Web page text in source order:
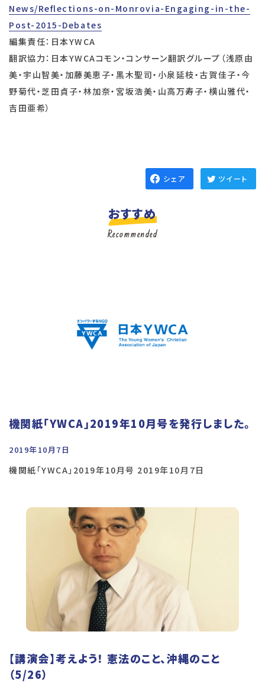
News/Reflections-on-Monrovia-Engaging-in-the-
Post-2015-Debates
編集責任：日本YWCA
翻訳協力：日本YWCAコモン・コンサーン翻訳グループ（浅原由
美・宇山智美・加藤美恵子・黒木聖司・小泉延枝・古賀佳子・今
野菊代・芝田貞子・林加奈・宮坂浩美・山高万寿子・横山雅代・
吉田亜希）
シェア ツイート
おすすめ
Recommended
機関紙「YWCA」2019年10月号を発行しました。
2019年10月7日
機関紙「YWCA」2019年10月号 2019年10月7日
【講演会】考えよう！ 憲法のこと、沖縄のこと
（5/26）